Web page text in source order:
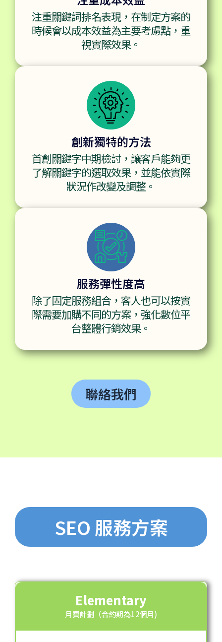
注重關鍵詞排名表現，在制定方案的
時候會以成本效益為主要考慮點，重
視實際效果。
創新獨特的方法
首創關鍵字中期檢討，讓客戶能夠更
了解關鍵字的選取效果，並能依實際
狀況作改變及調整。
服務彈性度高
除了固定服務組合，客人也可以按實
際需要加購不同的方案，強化數位平
台整體行銷效果。
聯絡我們
SEO 服務⽅案
Elementary
⽉費計劃（合約期為12個⽉)